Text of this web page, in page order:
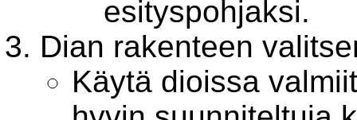
esityspohjaksi.
Dian rakenteen
Käytä dioissa